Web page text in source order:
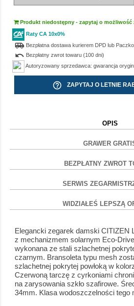
Produkt niedostępny - zapytaj o możliwość
Raty CA 10x0%
airport_shuttleBezpłatna dostawa kurierem DPD lub
undo Bezpłatny zwrot towaru (100 dni)
Autoryzowany sprzedawca: gwarancja
help_outline ZAPYTAJ O LETNIE
OPIS
GRAWER
BEZPŁATNY ZWROT
SERWIS
WIDZIAŁEŚ LEPSZĄ
Elegancki zegarek damski CITIZEN
z mechanizmem solarnym Eco-
wykonana ze stali szlachetnej
czarnym. Bransoleta typu mesh
szlachetnej pokrytej powłoką w
Czerwoną tarczę z cyrkoniami
na zarysowania szkło szafirowe.
34mm. Klasa wodoszczelności tego